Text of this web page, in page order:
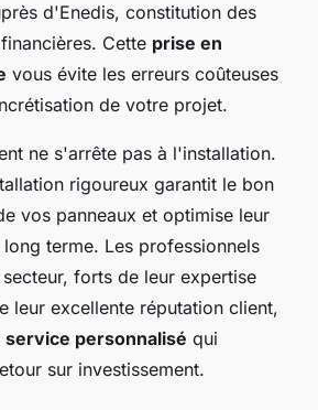
d'Enedis, constitution des
Cette prise en
vous évite les erreurs coûteuses
de votre projet.
ne s'arrête pas à l'installation.
rigoureux garantit le bon
vos panneaux et optimise leur
terme. Les professionnels
forts de leur expertise
leur excellente réputation client,
service personnalisé qui
sur investissement.